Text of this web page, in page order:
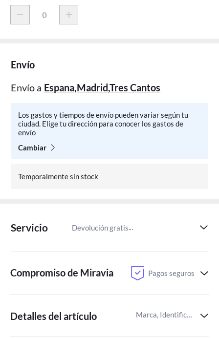
Envío
Envío a Espana,Madrid,Tres Cantos
Los gastos y tiempos de envío pueden variar según tu
ciudad. Elige tu dirección para conocer los gastos de
envío
Cambiar
Temporalmente sin stock
Servicio Devolución gratis Paga
Compromiso de Miravia Pagos seguros
Detalles del artículo Marca, Identificador del artículo de Miravia